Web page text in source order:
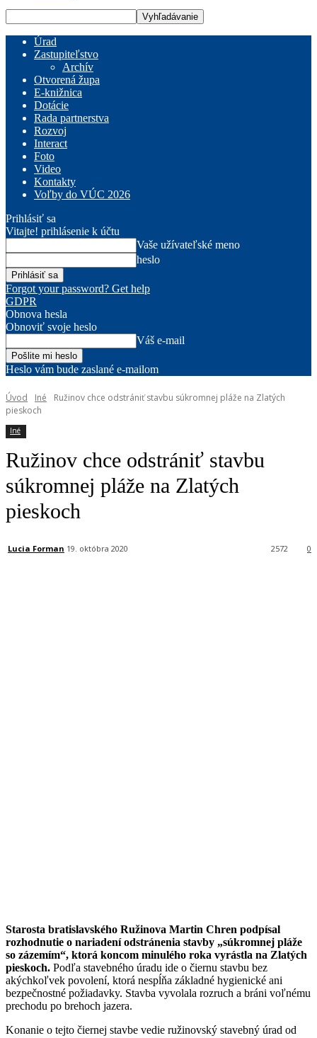
Úrad
Zastupiteľstvo
Archív
Otvorená župa
E-knižnica
Dotácie
Rada partnerstva
Rozvoj
Interact
Foto
Video
Kontakty
Voľby do VÚC 2026
Prihlásiť sa
Vitajte! prihlásenie k účtu
Vaše užívateľské meno
heslo
Forgot your password? Get help
GDPR
Obnova hesla
Obnoviť svoje heslo
Váš e-mail
Heslo vám bude zaslané e-mailom
Úvod Iné
Ružinov chce odstrániť stavbu súkromnej pláže na Zlatých
pieskoch
Iné
Ružinov chce odstrániť stavbu
súkromnej pláže na Zlatých
pieskoch
Lucia Forman 19. októbra 2020 0
2572
Starosta bratislavského Ružinova Martin Chren podpísal
rozhodnutie o nariadení odstránenia stavby „súkromnej pláže
so zázemím“, ktorá koncom minulého roka vyrástla na Zlatých
pieskoch. Podľa stavebného úradu ide o čiernu stavbu bez
akýchkoľvek povolení, ktorá nespĺňa základné hygienické ani
bezpečnostné požiadavky. Stavba vyvolala rozruch a bráni voľnému
prechodu po brehoch jazera.
Konanie o tejto čiernej stavbe vedie ružinovský stavebný úrad od